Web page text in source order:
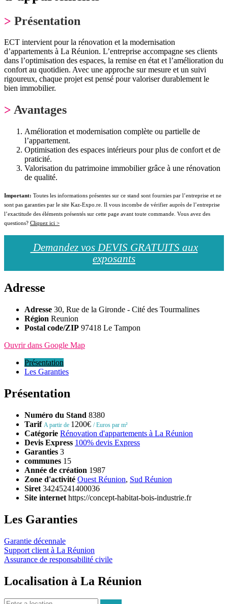
> Présentation
ECT intervient pour la rénovation et la modernisation
d’appartements à La Réunion. L’entreprise accompagne ses clients
dans l’optimisation des espaces, la remise en état et l’amélioration du
confort au quotidien. Avec une approche sur mesure et un suivi
rigoureux, chaque projet est pensé pour valoriser durablement le
bien immobilier.
> Avantages
Amélioration et modernisation complète ou partielle de
l’appartement.
Optimisation des espaces intérieurs pour plus de confort et de
praticité.
Valorisation du patrimoine immobilier grâce à une rénovation
de qualité.
Important: Toutes les informations présentes sur ce stand sont fournies par l’entreprise et ne
sont pas garanties par le site Kaz-Expo.re. Il vous incombe de vérifier auprès de l’entreprise
l’exactitude des éléments présentés sur cette page avant toute commande. Vous avez des
questions? Cliquez ici >
Demandez vos DEVIS GRATUITS aux
exposants
Adresse
Adresse 30, Rue de la Gironde - Cité des Tourmalines
Région Reunion
Postal code/ZIP 97418 Le Tampon
Ouvrir dans Google Map
Présentation
Les Garanties
Présentation
Numéro du Stand 8380
Tarif A partir de 1200€ / Euros par m²
Catégorie Rénovation d'appartements à La Réunion
Devis Express 100% devis Express
Garanties 3
communes 15
Année de création 1987
Zone d'activité Ouest Réunion, Sud Réunion
Siret 34245241400036
Site internet https://concept-habitat-bois-industrie.fr
Les Garanties
Garantie décennale
Support client à La Réunion
Assurance de responsabilité civile
Localisation à La Réunion